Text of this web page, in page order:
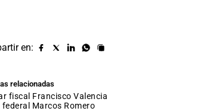
en:
Compartir
Compartir
Compartir
Compartir
Copiar
relacionadas
fiscal Francisco Valencia
federal Marcos Romero